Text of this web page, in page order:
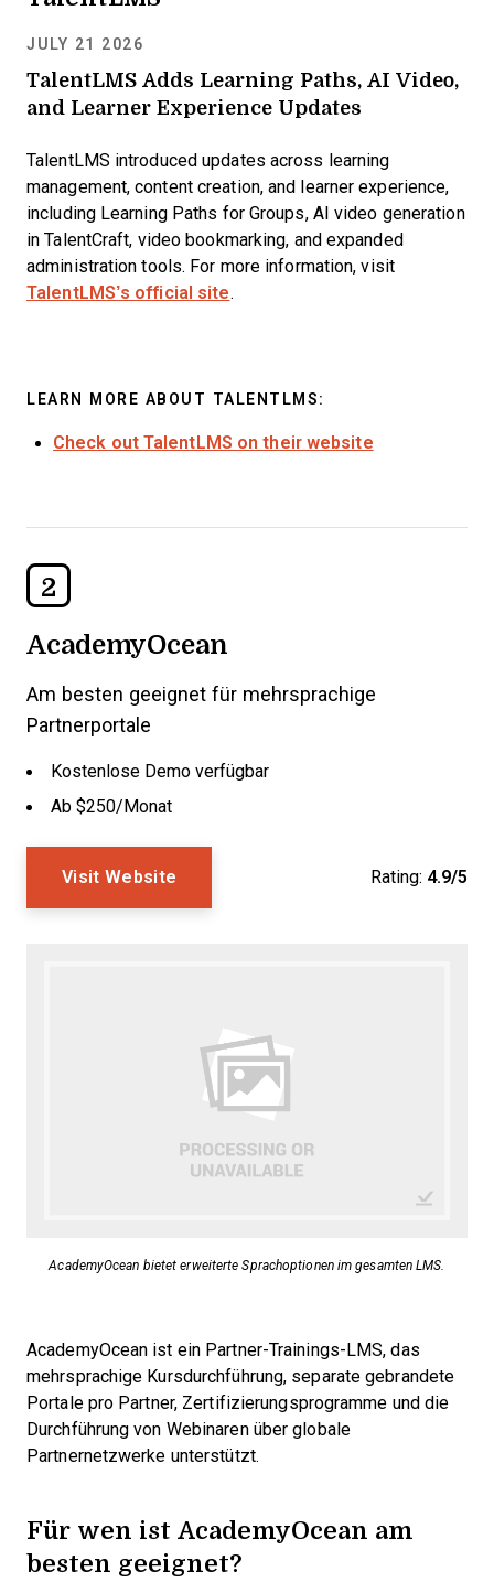
JULY 21 2026
TalentLMS Adds Learning Paths, AI Video,
and Learner Experience Updates
TalentLMS introduced updates across learning
management, content creation, and learner experience,
including Learning Paths for Groups, AI video generation
in TalentCraft, video bookmarking, and expanded
administration tools. For more information, visit
TalentLMS’s official site.
LEARN MORE ABOUT TALENTLMS:
Check out TalentLMS on their website
2
AcademyOcean
Am besten geeignet für mehrsprachige
Partnerportale
Kostenlose Demo verfügbar
Ab $250/Monat
Visit Website Rating: 4.9/5
AcademyOcean bietet erweiterte Sprachoptionen im gesamten LMS.
AcademyOcean ist ein Partner-Trainings-LMS, das
mehrsprachige Kursdurchführung, separate gebrandete
Portale pro Partner, Zertifizierungsprogramme und die
Durchführung von Webinaren über globale
Partnernetzwerke unterstützt.
Für wen ist AcademyOcean am
besten geeignet?